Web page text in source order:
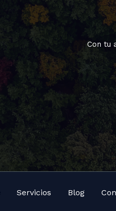
Con tu
Servicios Blog